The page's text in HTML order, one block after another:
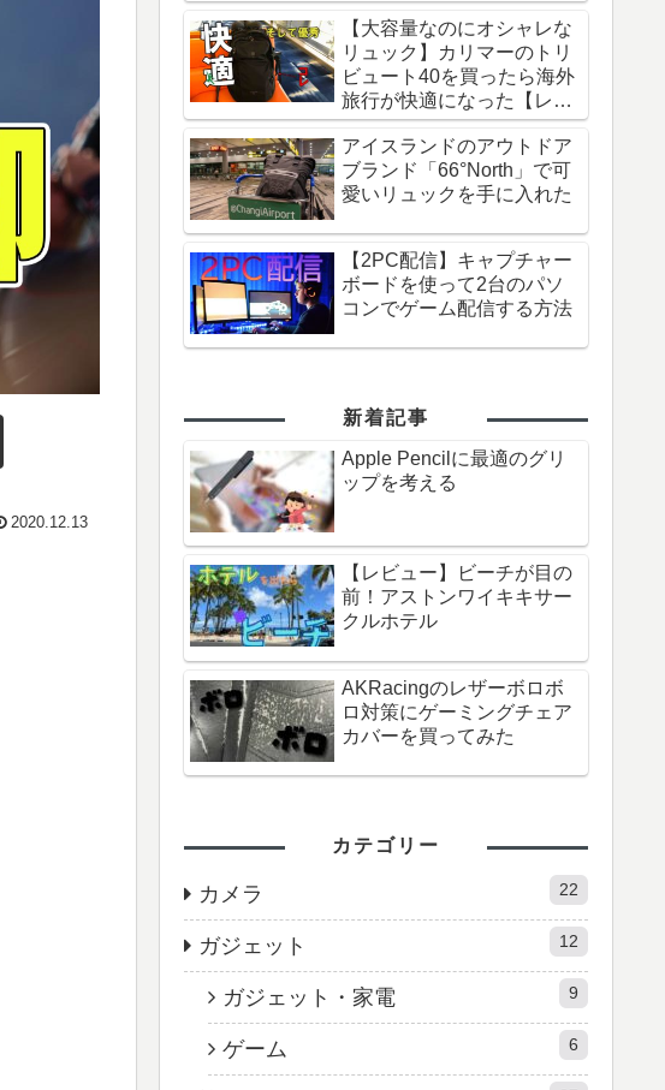
2020.12.13
【大容量なのにオシャレな
リュック】カリマーのトリ
ビュート40を買ったら海外
旅行が快適になった【レビ
ュー】
アイスランドのアウトドア
ブランド「66°North」で可
愛いリュックを手に入れた
【2PC配信】キャプチャー
ボードを使って2台のパソ
コンでゲーム配信する方法
新着記事
Apple Pencilに最適のグリ
ップを考える
【レビュー】ビーチが目の
前！アストンワイキキサー
クルホテル
AKRacingのレザーボロボ
ロ対策にゲーミングチェア
カバーを買ってみた
カテゴリー
カメラ 22
ガジェット 12
ガジェット・家電 9
ゲーム 6